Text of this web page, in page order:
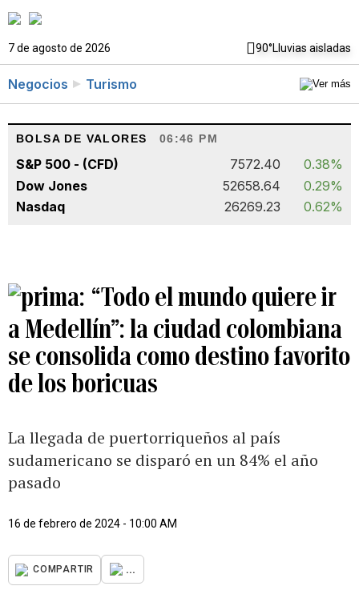
7 de agosto de 2026 90°Lluvias aisladas
Negocios Turismo
BOLSA DE VALORES 06:46 PM
S&P 500 - (CFD) 7572.40
0.38%
Dow Jones
52658.64
0.29%
Nasdaq
26269.23 0.62%
“Todo el mundo quiere ir
a Medellín”: la ciudad colombiana
se consolida como destino favorito
de los boricuas
La llegada de puertorriqueños al país
sudamericano se disparó en un 84% el año
pasado
16 de febrero de 2024 - 10:00 AM
COMPARTIR ...